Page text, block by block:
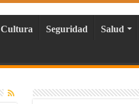
Cultura Seguridad Salud